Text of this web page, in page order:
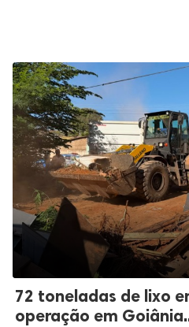
72 toneladas de lixo
operação em